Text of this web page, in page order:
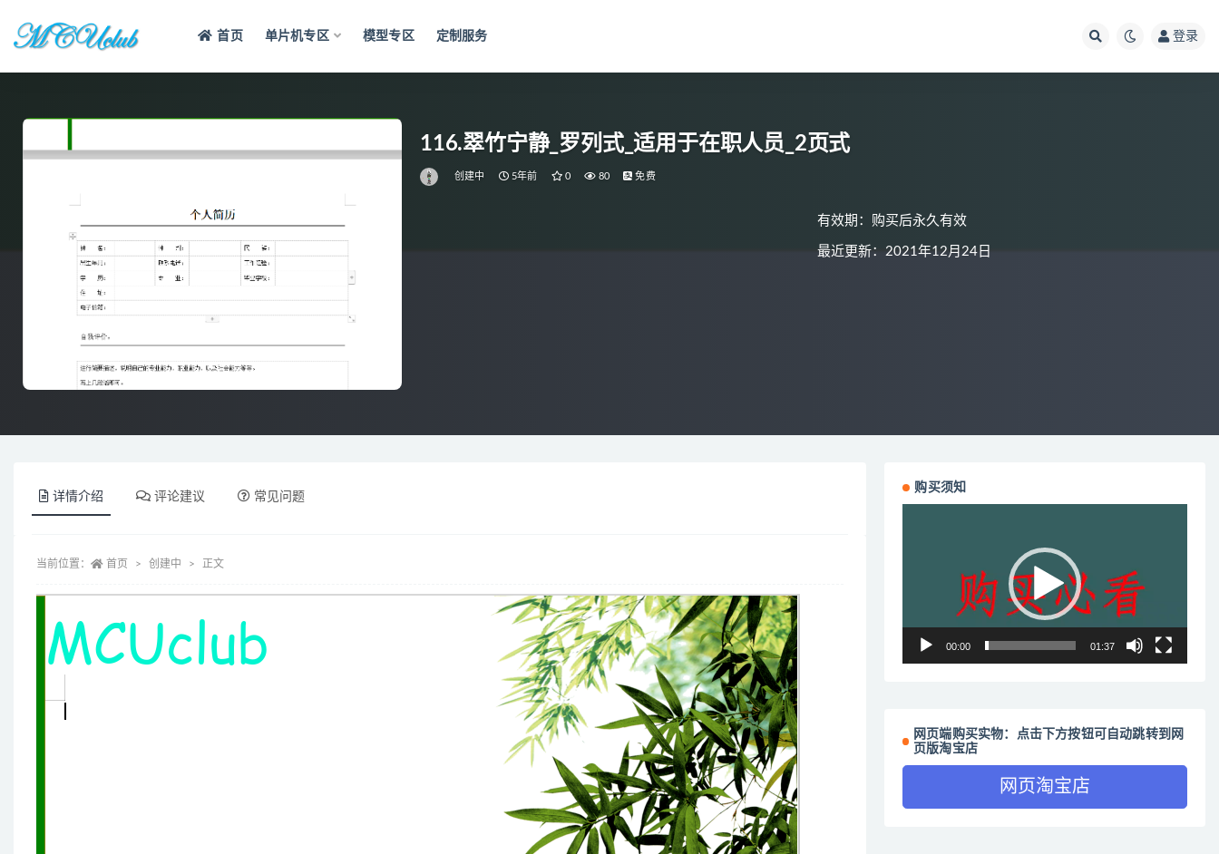
首页 单片机专区 模型专区 定制服务 登录
116.翠竹宁静_罗列式_适用于在职人员_2页式
创建中 5年前 0 80 免费
有效期：购买后永久有效
最近更新：2021年12月24日
详情介绍 评论建议 常见问题
当前位置： 首页 创建中 正文
购买须知
00:00 01:37
网页端购买实物：点击下方按钮可自动跳转到网
页版淘宝店
网页淘宝店